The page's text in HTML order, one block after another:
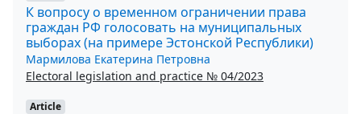
К вопросу о временном ограничении права
граждан РФ голосовать на муниципальных
выборах (на примере Эстонской Республики)
Мармилова Екатерина Петровна
Electoral legislation and practice № 04/2023
Article